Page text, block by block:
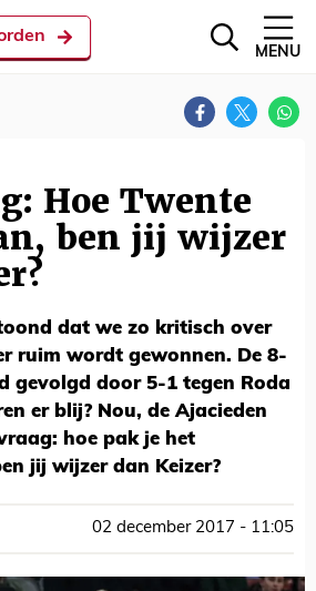
MENU
Hoe Twente
ben jij wijzer
dat we zo kritisch over
ruim wordt gewonnen. De 8-
gevolgd door 5-1 tegen Roda
er blij? Nou, de Ajacieden
hoe pak je het
jij wijzer dan Keizer?
02 december 2017 - 11:05